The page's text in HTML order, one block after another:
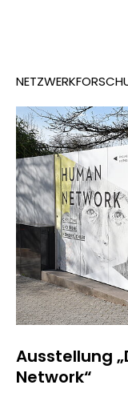
Ausstellung
Network“